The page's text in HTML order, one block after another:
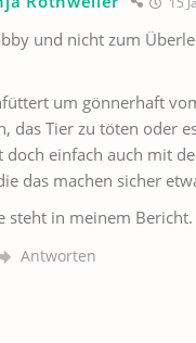
und nicht zum
um gönnerhaft
das Tier zu töten oder
doch einfach auch mit
das machen sicher
steht in meinem Bericht.
Antworten